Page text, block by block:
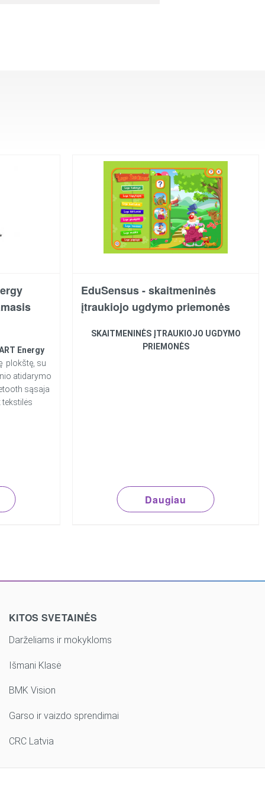
Energy
plokštę, su
atidarymo
sąsaja
EduSensus - skaitmeninės
įtraukiojo ugdymo priemonės
SKAITMENINĖS ĮTRAUKIOJO UGDYMO
PRIEMONĖS
Daugiau
KITOS SVETAINĖS
Darželiams ir mokykloms
Išmani Klasė
BMK Vision
Garso ir vaizdo sprendimai
CRC Latvia